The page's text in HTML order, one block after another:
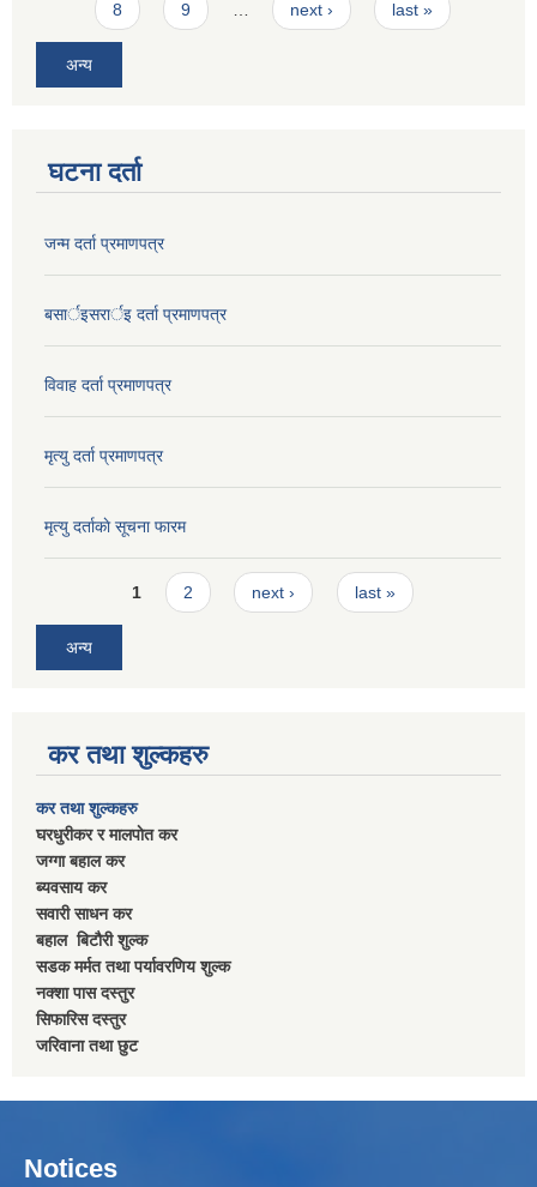
8 9 next › last »
अन्य
घटना दर्ता
जन्म दर्ता प्रमाणपत्र
बसार्इसरार्इ दर्ता प्रमाणपत्र
विवाह दर्ता प्रमाणपत्र
मृत्यु दर्ता प्रमाणपत्र
मृत्यु दर्ताकाे सूचना फारम
Pages1 2 next › last »
अन्य
कर तथा शुल्कहरु
कर तथा शुल्कहरु
घरधुरीकर र मालपाेत कर
जग्गा बहाल कर
ब्यवसाय कर
सवारी साधन कर
बहाल बिटाैरी शुल्क
सडक मर्मत तथा पर्यावरणिय शुल्क
नक्शा पास दस्तुर
सिफारिस दस्तुर
जरिवाना तथा छुट
Notices